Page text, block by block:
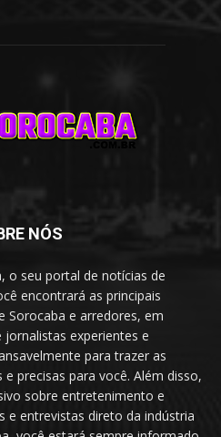
NÓS
o seu portal de notícias de
encontrará as principais
Sorocaba e arredores, em
experientes e
para trazer as
precisas para você. Além disso,
sobre entretenimento e
e entrevistas direto da indústria